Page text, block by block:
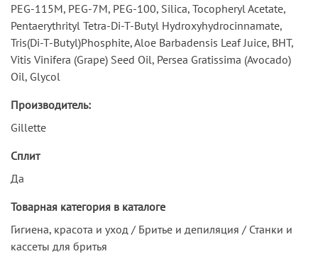
PEG-115M, PEG-7M, PEG-100, Silica, Tocopheryl Acetate,
Pentaerythrityl Tetra-Di-T-Butyl Hydroxyhydrocinnamate,
Tris(Di-T-Butyl)Phosphite, Aloe Barbadensis Leaf Juice, BHT,
Vitis Vinifera (Grape) Seed Oil, Persea Gratissima (Avocado)
Oil, Glycol
Производитель:
Gillette
Сплит
Да
Товарная категория в каталоге
Гигиена, красота и уход / Бритье и депиляция / Станки и
кассеты для бритья